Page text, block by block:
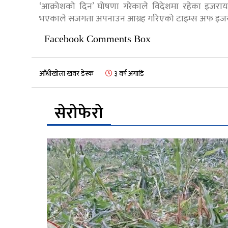
‘आक्रोशको दिन’ घोषणा गरेकाले विदेशमा रहेका
भएकाले सजगता अपनाउन आग्रह गरिएको टाइम्स अफ
Facebook Comments Box
आँधीखोला खवर डेस्क ३ वर्ष अगाडि
सेरोफेरो